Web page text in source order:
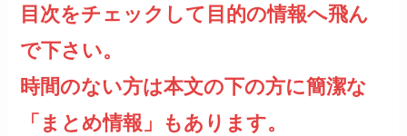
目次をチェックして目的の情報へ飛ん
で下さい。
時間のない方は本文の下の方に簡潔な
「まとめ情報」もあります。